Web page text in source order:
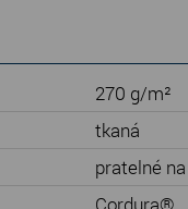
270 g/m²
tkaná
pratelné na